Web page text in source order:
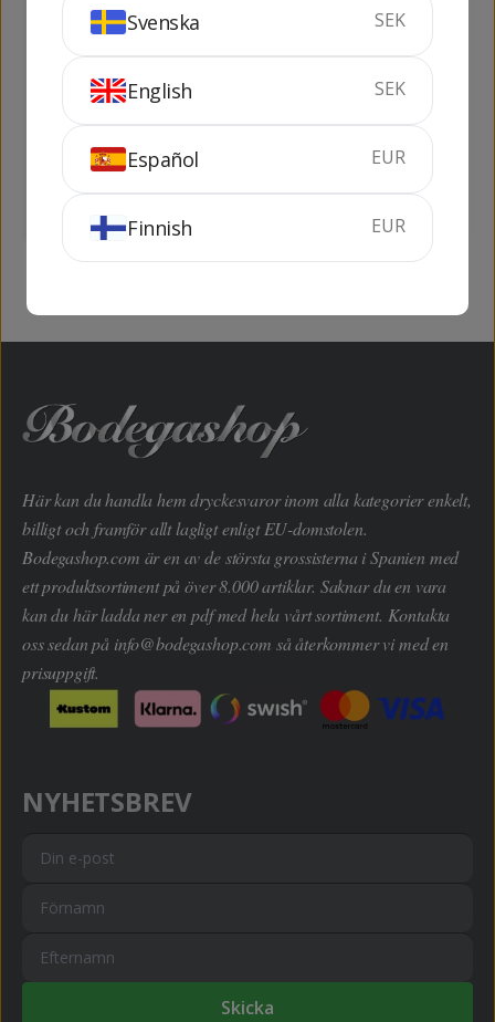
Gramona Imperial
Brut (Pack)
12%
KÖP
Rondel Oro Semi
11.5%
SLUTSÅLD
Här kan du handla hem dryckesvaror inom alla kategorier enkelt,
billigt och framför allt lagligt enligt EU-domstolen.
Bodegashop.com är en av de största grossisterna i Spanien med
ett produktsortiment på över 8.000 artiklar. Saknar du en vara
kan du här ladda ner en pdf med hela vårt sortiment. Kontakta
oss sedan på info@bodegashop.com så återkommer vi med en
prisuppgift.
NYHETSBREV
Skicka
Svenska SEK
English SEK
Español EUR
Finnish EUR